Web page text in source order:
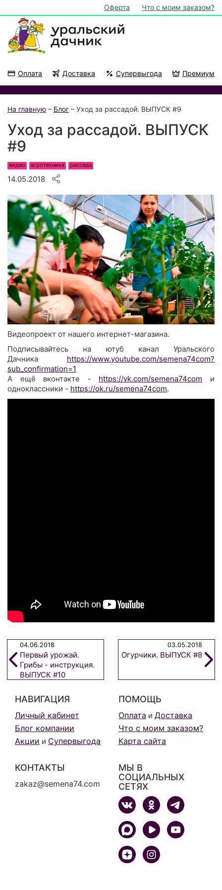
Оферта Что с моим заказом?
Оплата Доставка Супервыгода Премиум
На главную – Блог – Уход за рассадой. ВЫПУСК #9
Уход за рассадой. ВЫПУСК
#9
видео агротехника рассада
14.05.2018
Видеопроект от нашего интернет-магазина.
Подписывайтесь на ютуб канал Уральского
Дачника https://www.youtube.com/semena74com?
sub_confirmation=1
А ещё вконтакте - https://vk.com/semena74com и
одноклассники - https://ok.ru/semena74com.
04.06.2018
Первый урожай.
Грибы - инструкция.
ВЫПУСК #10
03.05.2018
Огурчики. ВЫПУСК #8
НАВИГАЦИЯ
Личный кабинет
Блог компании
Акции и Супервыгода
ПОМОЩЬ
Оплата и Доставка
Что с моим заказом?
Карта сайта
КОНТАКТЫ
zakaz@semena74.com
МЫ В
СОЦИАЛЬНЫХ
СЕТЯХ